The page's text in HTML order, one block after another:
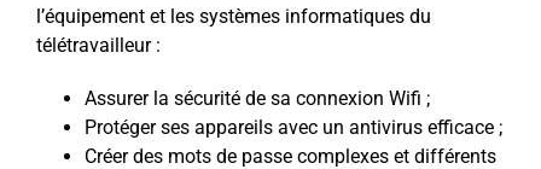
l’équipement et les systèmes informatiques du
télétravailleur :
Assurer la sécurité de sa connexion Wifi ;
Protéger ses appareils avec un antivirus efficace ;
Créer des mots de passe complexes et différents